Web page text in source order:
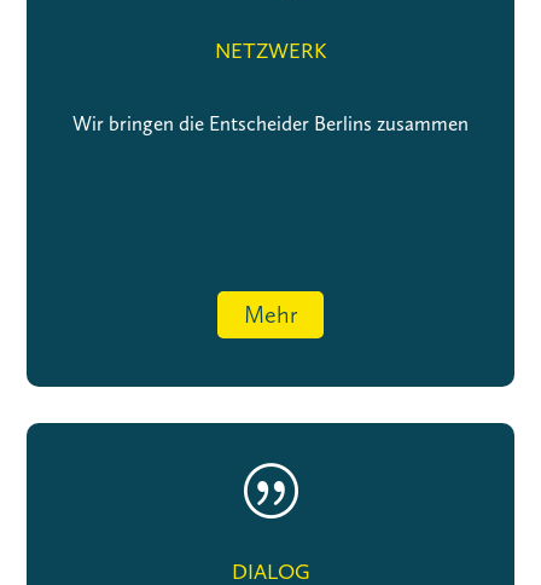
NETZWERK
Wir bringen die Entscheider Berlins zusammen
Mehr
|
DIALOG